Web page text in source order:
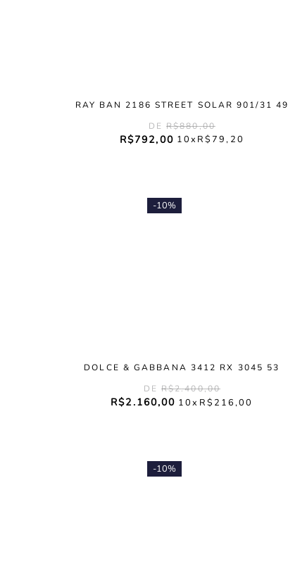
RAY BAN 2186 STREET SOLAR 901/31 49
R$880,00
R$792,00 10 R$79, 20
-10%
DOLCE & GABBANA 3412 RX 3045 53
R$2.400,00
R$2 .160,00 10 R$ 216,00
-10%